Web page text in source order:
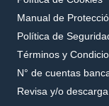
Manual de
Política de
Términos y
N° de cuentas
Revisa y/o